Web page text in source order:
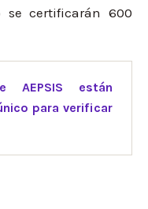
se certificarán 600
AEPSIS están
para verificar